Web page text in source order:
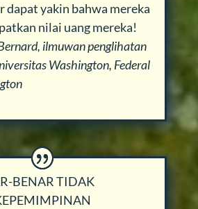
nilai uang mereka!
ilmuwan penglihatan
Washington, Federal
BENAR TIDAK